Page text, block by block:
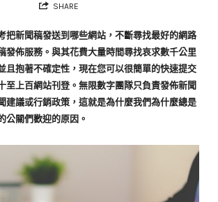
SHARE
把新聞稿發送到哪些網站，不斷尋找最好的網路
發佈服務。與其花費大量時間尋找哀求數千公里
且抱著不確定性，現在您可以很簡單的快速提交
至上百網站刊登。無限數字團隊只負責發佈新聞
建議或行銷政策，這就是為什麼我們為什麼總是
公關們歡迎的原因。